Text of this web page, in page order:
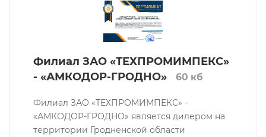
Филиал ЗАО «ТЕХПРОМИМПЕКС»
- «АМКОДОР-ГРОДНО»
60 кб
Филиал ЗАО «ТЕХПРОМИМПЕКС» -
«АМКОДОР-ГРОДНО» является дилером на
территории Гродненской области